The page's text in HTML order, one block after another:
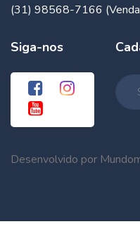
(31) 98568-7166
Siga-nos
Desenvolvido por